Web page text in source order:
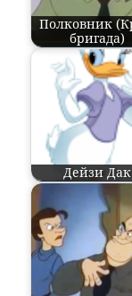
Полковник
бригада)
Дейзи Дак